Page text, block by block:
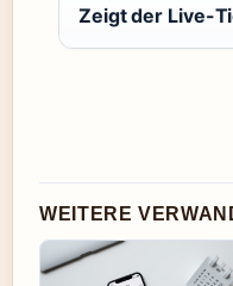
Zeigt der Live-
WEITERE